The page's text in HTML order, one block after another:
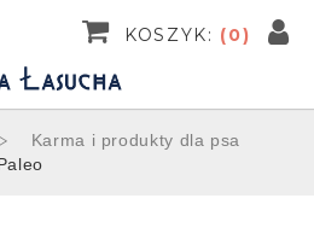
KOSZYK: (0)
Karma i produkty dla psa